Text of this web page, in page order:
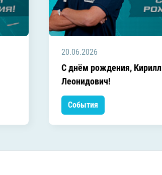
20.06.2026
C днём рождения, Кирилл
Леонидович!
События